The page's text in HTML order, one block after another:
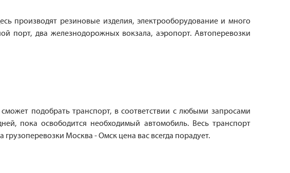
производят резиновые изделия, электрооборудование и много
порт, два железнодорожных вокзала, аэропорт. Автоперевозки
подобрать транспорт, в соответствии с любыми запросами
пока освободится необходимый автомобиль. Весь транспорт
Москва - Омск цена вас всегда порадует.